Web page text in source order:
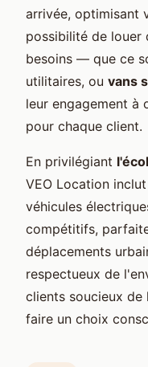
arrivée, optimisant
possibilité de louer
besoins — que ce
utilitaires, ou vans
leur engagement à
pour chaque client.
En privilégiant
VEO Location
véhicules
compétitifs,
déplacements
respectueux de
clients soucieux de
faire un choix